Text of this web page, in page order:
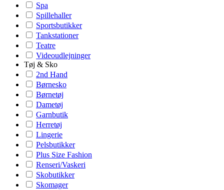
Spa
Spillehaller
Sportsbutikker
Tankstationer
Teatre
Videoudlejninger
Tøj & Sko
2nd Hand
Børnesko
Børnetøj
Dametøj
Garnbutik
Herretøj
Lingerie
Pelsbutikker
Plus Size Fashion
Renseri/Vaskeri
Skobutikker
Skomager